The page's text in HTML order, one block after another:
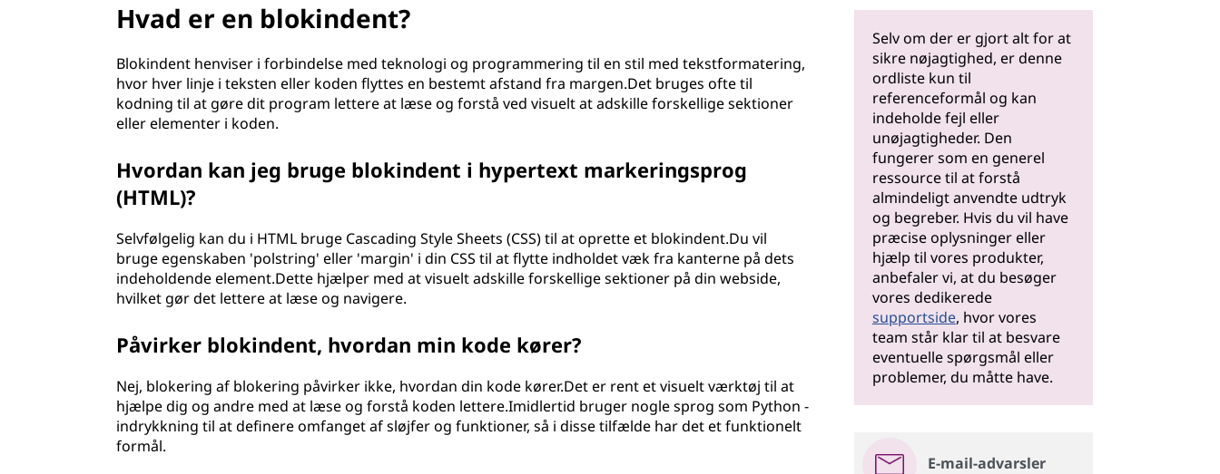
Hvad er en blokindent?
Blokindent henviser i forbindelse med teknologi og programmering til en stil med tekstformatering,
hvor hver linje i teksten eller koden flyttes en bestemt afstand fra margen.Det bruges ofte til
kodning til at gøre dit program lettere at læse og forstå ved visuelt at adskille forskellige sektioner
eller elementer i koden.
Hvordan kan jeg bruge blokindent i hypertext markeringsprog
(HTML)?
Selvfølgelig kan du i HTML bruge Cascading Style Sheets (CSS) til at oprette et blokindent.Du vil
bruge egenskaben 'polstring' eller 'margin' i din CSS til at flytte indholdet væk fra kanterne på dets
indeholdende element.Dette hjælper med at visuelt adskille forskellige sektioner på din webside,
hvilket gør det lettere at læse og navigere.
Påvirker blokindent, hvordan min kode kører?
Nej, blokering af blokering påvirker ikke, hvordan din kode kører.Det er rent et visuelt værktøj til at
hjælpe dig og andre med at læse og forstå koden lettere.Imidlertid bruger nogle sprog som Python -
indrykkning til at definere omfanget af sløjfer og funktioner, så i disse tilfælde har det et funktionelt
formål.
Selv om der er gjort alt for at
sikre nøjagtighed, er denne
ordliste kun til
referenceformål og kan
indeholde fejl eller
unøjagtigheder. Den
fungerer som en generel
ressource til at forstå
almindeligt anvendte udtryk
og begreber. Hvis du vil have
præcise oplysninger eller
hjælp til vores produkter,
anbefaler vi, at du besøger
vores dedikerede
supportside, hvor vores
team står klar til at besvare
eventuelle spørgsmål eller
problemer, du måtte have.
E-mail-advarsler